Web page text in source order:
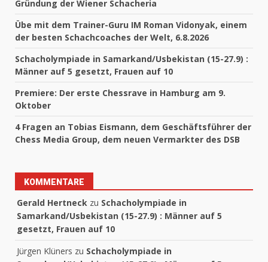
Gründung der Wiener Schacheria
Übe mit dem Trainer-Guru IM Roman Vidonyak, einem
der besten Schachcoaches der Welt, 6.8.2026
Schacholympiade in Samarkand/Usbekistan (15-27.9) :
Männer auf 5 gesetzt, Frauen auf 10
Premiere: Der erste Chessrave in Hamburg am 9.
Oktober
4 Fragen an Tobias Eismann, dem Geschäftsführer der
Chess Media Group, dem neuen Vermarkter des DSB
KOMMENTARE
Gerald Hertneck zu Schacholympiade in
Samarkand/Usbekistan (15-27.9) : Männer auf 5
gesetzt, Frauen auf 10
Jürgen Klüners zu Schacholympiade in